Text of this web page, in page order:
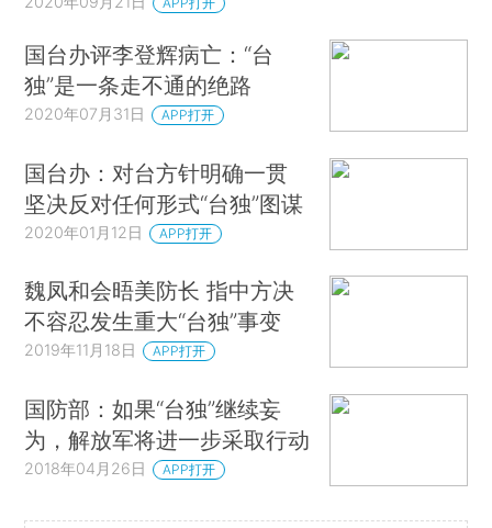
国台办评李登辉病亡：“台
独”是一条走不通的绝路
2020年07月31日 APP打开
国台办：对台方针明确一贯
坚决反对任何形式“台独”图谋
2020年01月12日 APP打开
魏凤和会晤美防长 指中方决
不容忍发生重大“台独”事变
2019年11月18日 APP打开
国防部：如果“台独”继续妄
为，解放军将进一步采取行动
2018年04月26日 APP打开